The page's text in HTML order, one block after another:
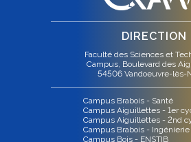
DIRECTION
Faculté des Sciences et
Campus, Boulevard des
54506 Vandoeuvre-lès-
Campus Brabois - Santé
Campus Aiguillettes - 1er
Campus Aiguillettes - 2nd
Campus Brabois - Ingénierie
Campus Bois - ENSTIB